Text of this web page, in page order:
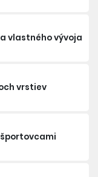
vlastného vývoja
vrstiev